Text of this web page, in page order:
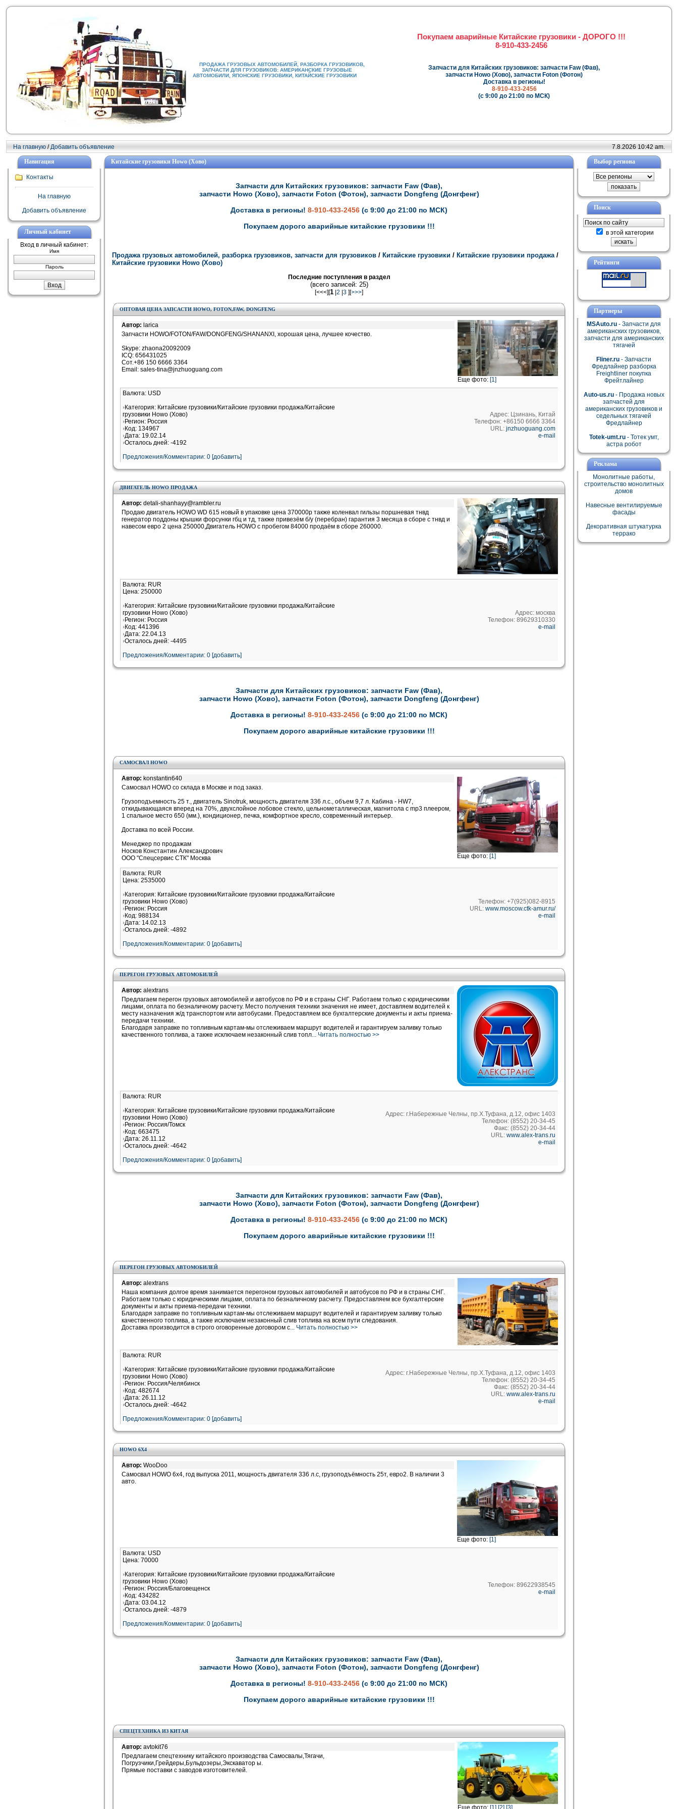
ПРОДАЖА ГРУЗОВЫХ АВТОМОБИЛЕЙ, РАЗБОРКА ГРУЗОВИКОВ,
ЗАПЧАСТИ ДЛЯ ГРУЗОВИКОВ: АМЕРИКАНСКИЕ ГРУЗОВЫЕ
АВТОМОБИЛИ, ЯПОНСКИЕ ГРУЗОВИКИ, КИТАЙСКИЕ ГРУЗОВИКИ
Покупаем аварийные Китайские грузовики - ДОРОГО !!!
8-910-433-2456
Запчасти для Китайских грузовиков: запчасти Faw (Фав),
запчасти Howo (Хово), запчасти Foton (Фотон)
Доставка в регионы!
8-910-433-2456
(с 9:00 до 21:00 по МСК)
На главную /Добавить объявление 7.8.2026 10:42 am.
Навигация
Контакты
На главную
Добавить объявление
Личный кабинет
Вход в личный кабинет:
Имя
Пароль
Китайские грузовики Howo (Хово)
Запчасти для Китайских грузовиков: запчасти Faw (Фав),
запчасти Howo (Хово), запчасти Foton (Фотон), запчасти Dongfeng (Донгфенг)
Доставка в регионы! 8-910-433-2456 (с 9:00 до 21:00 по МСК)
Покупаем дорого аварийные китайские грузовики !!!
Продажа грузовых автомобилей, разборка грузовиков, запчасти для грузовиков / Китайские грузовики / Китайские грузовики продажа /
Китайские грузовики Howo (Хово)
Последние поступления в раздел
(всего записей: 25)
[<<<][1 2 3 ][>>>]
ОПТОВАЯ ЦЕНА ЗАПСАСТИ HOWO, FOTON,FAW, DONGFENG
Автор: larica
Запчасти HOWO/FOTON/FAW/DONGFENG/SHANANXI, хорошая цена, лучшее кочество.
Skype: zhaona20092009
ICQ: 656431025
Сот.+86 150 6666 3364
Email: sales-tina@jnzhuoguang.com
Еще фото: [1]
Валюта: USD
Категория: Китайские грузовики/Китайские грузовики продажа/Китайские
грузовики Howo (Хово)
Регион: Россия
Код: 134967
Дата: 19.02.14
Осталось дней: -4192
Предложения/Комментарии: 0 [добавить]
Адрес: Цзинань, Китай
Телефон: +86150 6666 3364
URL: jnzhuoguang.com
e-mail
ДВИГАТЕЛЬ HOWO ПРОДАЖА
Автор: detali-shanhayy@rambler.ru
Продаю двигатель HOWO WD 615 новый в упаковке цена 370000р также коленвал гильзы поршневая тнвд
генератор поддоны крышки форсунки гбц и тд, также привезём б/у (перебран) гарантия 3 месяца в сборе с тнвд и
навесом евро 2 цена 250000,Двигатель HOWO с пробегом 84000 продаём в сборе 260000.
Валюта: RUR
Цена: 250000
Категория: Китайские грузовики/Китайские грузовики продажа/Китайские
грузовики Howo (Хово)
Регион: Россия
Код: 441396
Дата: 22.04.13
Осталось дней: -4495
Предложения/Комментарии: 0 [добавить]
Адрес: москва
Телефон: 89629310330
e-mail
Запчасти для Китайских грузовиков: запчасти Faw (Фав),
запчасти Howo (Хово), запчасти Foton (Фотон), запчасти Dongfeng (Донгфенг)
Доставка в регионы! 8-910-433-2456 (с 9:00 до 21:00 по МСК)
Покупаем дорого аварийные китайские грузовики !!!
САМОСВАЛ HOWO
Автор: konstantin640
Самосвал HOWO со склада в Москве и под заказ.
Грузоподъемность 25 т., двигатель Sinotruk, мощность двигателя 336 л.с., объем 9,7 л. Кабина - HW7,
откидывающаяся вперед на 70%, двухслойное лобовое стекло, цельнометаллическая, магнитола с mp3 плеером,
1 спальное место 650 (мм.), кондиционер, печка, комфортное кресло, современный интерьер.
Доставка по всей России.
Менеджер по продажам
Носков Константин Александрович
ООО "Спецсервис СТК" Москва
Еще фото: [1]
Валюта: RUR
Цена: 2535000
Категория: Китайские грузовики/Китайские грузовики продажа/Китайские
грузовики Howo (Хово)
Регион: Россия
Код: 988134
Дата: 14.02.13
Осталось дней: -4892
Предложения/Комментарии: 0 [добавить]
Телефон: +7(925)082-8915
URL: www.moscow.ctk-amur.ru/
e-mail
ПЕРЕГОН ГРУЗОВЫХ АВТОМОБИЛЕЙ
Автор: alextrans
Предлагаем перегон грузовых автомобилей и автобусов по РФ и в страны СНГ. Работаем только с юридическими
лицами, оплата по безналичному расчету. Место получения техники значения не имеет, доставляем водителей к
месту назначения ж/д транспортом или автобусами. Предоставляем все бухгалтерские документы и акты приема-
передачи техники.
Благодаря заправке по топливным картам-мы отслеживаем маршрут водителей и гарантируем заливку только
качественного топлива, а также исключаем незаконный слив топл... Читать полностью >>
Валюта: RUR
Категория: Китайские грузовики/Китайские грузовики продажа/Китайские
грузовики Howo (Хово)
Регион: Россия/Томск
Код: 663475
Дата: 26.11.12
Осталось дней: -4642
Предложения/Комментарии: 0 [добавить]
Адрес: г.Набережные Челны, пр.Х.Туфана, д.12, офис 1403
Телефон: (8552) 20-34-45
Факс: (8552) 20-34-44
URL: www.alex-trans.ru
e-mail
Запчасти для Китайских грузовиков: запчасти Faw (Фав),
запчасти Howo (Хово), запчасти Foton (Фотон), запчасти Dongfeng (Донгфенг)
Доставка в регионы! 8-910-433-2456 (с 9:00 до 21:00 по МСК)
Покупаем дорого аварийные китайские грузовики !!!
ПЕРЕГОН ГРУЗОВЫХ АВТОМОБИЛЕЙ
Автор: alextrans
Наша компания долгое время занимается перегоном грузовых автомобилей и автобусов по РФ и в страны СНГ.
Работаем только с юридическими лицами, оплата по безналичному расчету. Предоставляем все бухгалтерские
документы и акты приема-передачи техники.
Благодаря заправке по топливным картам-мы отслеживаем маршрут водителей и гарантируем заливку только
качественного топлива, а также исключаем незаконный слив топлива на всем пути следования.
Доставка производится в строго оговоренные договором с... Читать полностью >>
Валюта: RUR
Категория: Китайские грузовики/Китайские грузовики продажа/Китайские
грузовики Howo (Хово)
Регион: Россия/Челябинск
Код: 482674
Дата: 26.11.12
Осталось дней: -4642
Предложения/Комментарии: 0 [добавить]
Адрес: г.Набережные Челны, пр.Х.Туфана, д.12, офис 1403
Телефон: (8552) 20-34-45
Факс: (8552) 20-34-44
URL: www.alex-trans.ru
e-mail
HOWO 6X4
Автор: WooDoo
Самосвал HOWO 6x4, год выпуска 2011, мощность двигателя 336 л.с, грузоподъёмность 25т, евро2. В наличии 3
авто.
Еще фото: [1]
Валюта: USD
Цена: 70000
Категория: Китайские грузовики/Китайские грузовики продажа/Китайские
грузовики Howo (Хово)
Регион: Россия/Благовещенск
Код: 434282
Дата: 03.04.12
Осталось дней: -4879
Предложения/Комментарии: 0 [добавить]
Телефон: 89622938545
e-mail
Запчасти для Китайских грузовиков: запчасти Faw (Фав),
запчасти Howo (Хово), запчасти Foton (Фотон), запчасти Dongfeng (Донгфенг)
Доставка в регионы! 8-910-433-2456 (с 9:00 до 21:00 по МСК)
Покупаем дорого аварийные китайские грузовики !!!
СПЕЦТЕХНИКА ИЗ КИТАЯ
Автор: avtokit76
Предлагаем спецтехнику китайского производства Самосвалы,Тягачи,
Погрузчики,Грейдеры,Бульдозеры,Экскаватор ы.
Прямые поставки с заводов изготовителей.
Еще фото: [1] [2] [3]
Выбор региона
Поиск
в этой категории
Рейтинги
Партнеры
MSAuto.ru - Запчасти для
американских грузовиков,
запчасти для американских
тягачей
Fliner.ru - Запчасти
Фредлайнер разборка
Freightliner покупка
Фрейтлайнер
Auto-us.ru- Продажа новых
запчастей для
американских грузовиков и
седельных тягачей
Фредлайнер
Totek-umt.ru- Тотек умт,
астра робот
Реклама
Монолитные работы,
строительство монолитных
домов
Навесные вентилируемые
фасады
Декоративная штукатурка
террако